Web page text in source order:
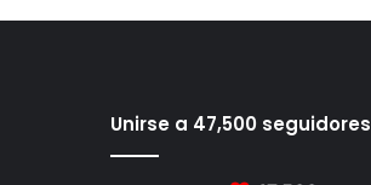
Unirse a 47,500 seguidores